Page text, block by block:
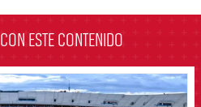
CON ESTE CONTENIDO
FCB Barcelona badge